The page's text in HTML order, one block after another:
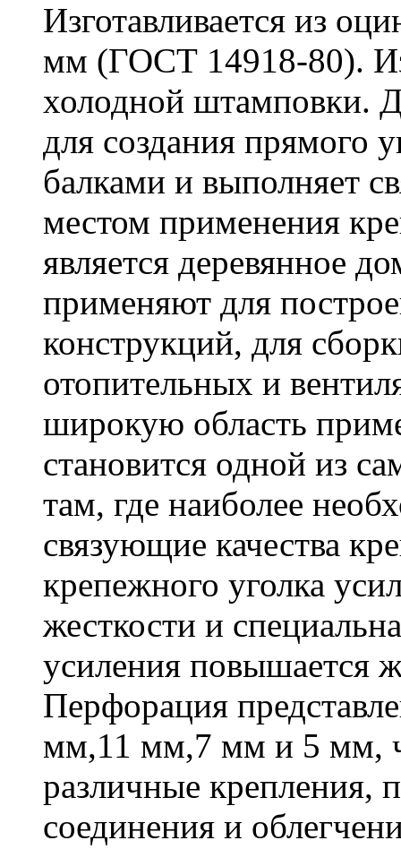
Изготавливается из
мм (ГОСТ 14918-80).
холодной штамповки.
для создания прямого
балками и выполняет
местом применения
является деревянное
применяют для
конструкций, для
отопительных и
широкую область
становится одной из
там, где наиболее
связующие качества
крепежного уголка
жесткости и
усиления повышается
Перфорация
мм,11 мм,7 мм и 5 мм,
различные
соединения и